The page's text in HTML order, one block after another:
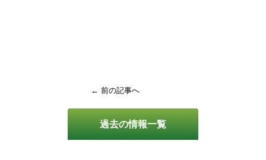
過去の情報一覧
← 前の記事へ